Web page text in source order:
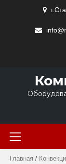
Primary
Menu
Главная /